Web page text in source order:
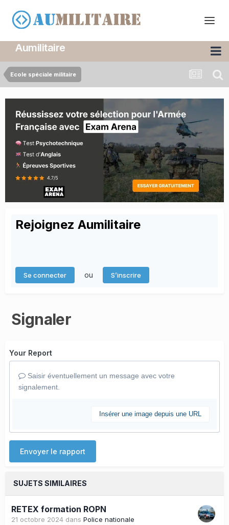
Aumilitaire
Ecole spéciale militaire
Rejoignez Aumilitaire
Se connecter ou S’inscrire
Signaler
Your Report
Saisir éventuellement un message avec votre
signalement.
Insérer une image depuis une URL
Envoyer le rapport
SUJETS SIMILAIRES
RETEX formation ROPN
21 octobre 2024 dans Police nationale